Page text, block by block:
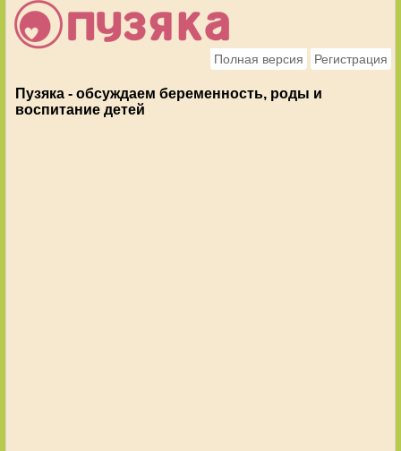
Полная версия Регистрация
Пузяка - обсуждаем беременность, роды и
воспитание детей